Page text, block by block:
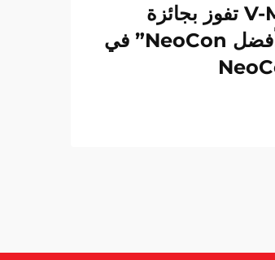
V-MOUNTS تفوز بجائزة
مرموقة “أفضل NeoCon” في